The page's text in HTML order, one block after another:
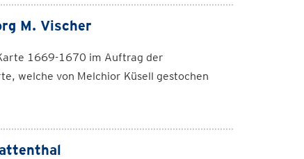
M. Vischer
1669-1670 im Auftrag der
welche von Melchior Küsell gestochen